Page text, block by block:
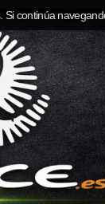
continúa